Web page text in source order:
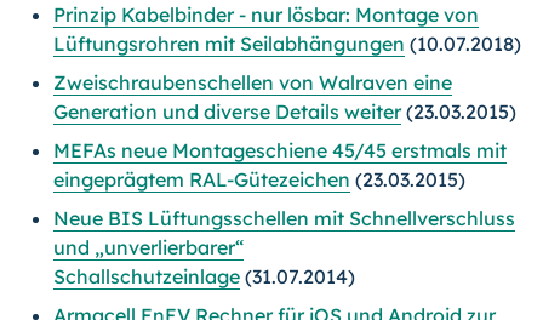
Prinzip Kabelbinder - nur lösbar: Montage von
Lüftungsrohren mit Seilabhängungen (10.07.2018)
Zweischraubenschellen von Walraven eine
Generation und diverse Details weiter(23.03.2015)
MEFAs neue Montageschiene 45/45 erstmals mit
eingeprägtem RAL-Gütezeichen (23.03.2015)
Neue BIS Lüftungsschellen mit Schnellverschluss
und „unverlierbarer“
Schallschutzeinlage (31.07.2014)